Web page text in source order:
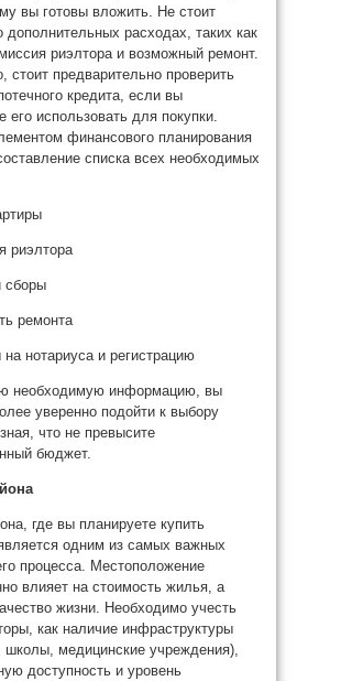
вы готовы вложить. Не стоит
дополнительных расходах, таких как
риэлтора и возможный ремонт.
стоит предварительно проверить
кредита, если вы
его использовать для покупки.
финансового планирования
списка всех необходимых
риэлтора
сборы
ремонта
нотариуса и регистрацию
необходимую информацию, вы
уверенно подойти к выбору
что не превысите
бюджет.
где вы планируете купить
одним из самых важных
процесса. Местоположение
влияет на стоимость жилья, а
жизни. Необходимо учесть
как наличие инфраструктуры
школы, медицинские учреждения),
доступность и уровень